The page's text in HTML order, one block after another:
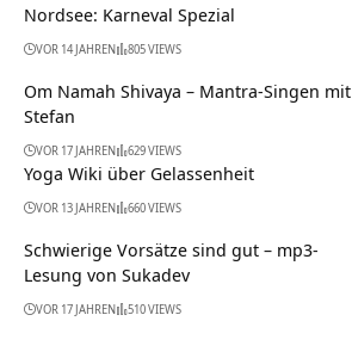
Nordsee: Karneval Spezial
VOR 14 JAHREN 805 VIEWS
Om Namah Shivaya – Mantra-Singen mit
Stefan
VOR 17 JAHREN 629 VIEWS
Yoga Wiki über Gelassenheit
VOR 13 JAHREN 660 VIEWS
Schwierige Vorsätze sind gut – mp3-
Lesung von Sukadev
VOR 17 JAHREN 510 VIEWS